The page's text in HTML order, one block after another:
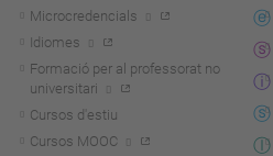
Microcredencials
Idiomes
Formació per al professorat no
universitari
Cursos d'estiu
Cursos MOOC